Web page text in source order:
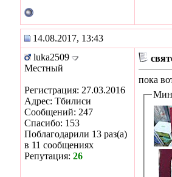
14.08.2017, 13:43
luka2509
Местный
Регистрация: 27.03.2016
Адрес: Тбилиси
Сообщений: 247
Спасибо: 153
Поблагодарили 13 раз(а)
в 11 сообщениях
Репутация: 26
пока